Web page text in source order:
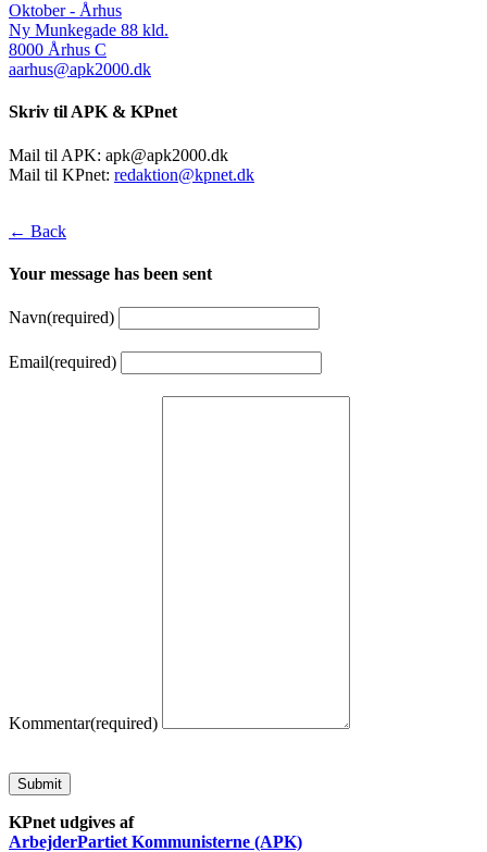
Oktober - Århus
Ny Munkegade 88 kld.
8000 Århus C
aarhus@apk2000.dk
Skriv til APK & KPnet
Mail til APK: apk@apk2000.dk
Mail til KPnet: redaktion@kpnet.dk
← Back
Your message has been sent
Navn(required)
Email(required)
Kommentar(required)
Submit
KPnet udgives af
ArbejderPartiet Kommunisterne (APK)